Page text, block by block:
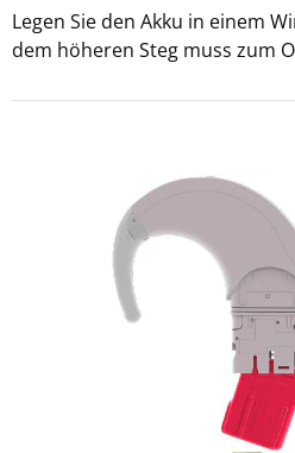
Legen Sie den Akku in einem
dem höheren Steg muss zum